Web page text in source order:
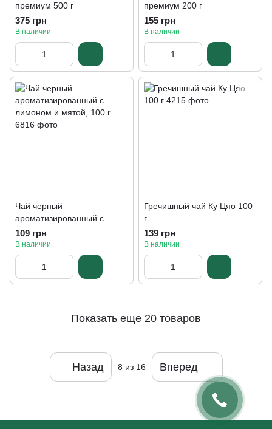
премиум 500 г
375 грн
В наличии
премиум 200 г
155 грн
В наличии
Чай черный
ароматизированный с
лимоном и мятой, 100 г
109 грн
В наличии
Гречишный чай Ку Цяо 100
г
139 грн
В наличии
Показать еще 20 товаров
Назад 8 из 16 Вперед